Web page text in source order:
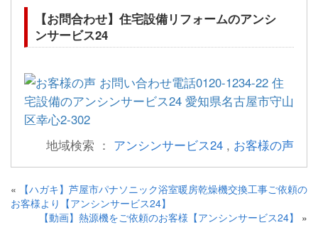
【お問合わせ】住宅設備リフォームのアンシ
ンサービス24
地域検索 ： アンシンサービス24 , お客様の声
«
【ハガキ】芦屋市パナソニック浴室暖房乾燥機交換工事ご依頼の
お客様より【アンシンサービス24】
【動画】熱源機をご依頼のお客様【アンシンサービス24】
»